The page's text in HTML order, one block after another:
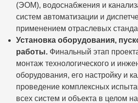
(ЭОМ), водоснабжения и
систем автоматизации и
применением отраслевых
Установка оборудования,
работы.Финальный этап
монтаж технологического и
оборудования, его настройку и
проведение комплексных
всех систем и объекта в целом